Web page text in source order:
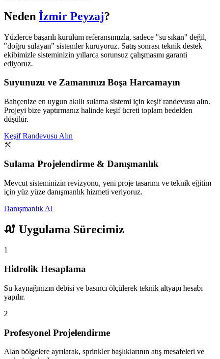
Neden İzmir Peyzaj?
Yüzlerce başarılı kurulum referansımızla, sadece "su sıkan" değil,
"doğru sulayan" sistemler kuruyoruz. Satış sonrası teknik destek
ekibimizle sisteminizin yıllarca sorunsuz çalışmasını garanti
ediyoruz.
Suyunuzu ve Zamanınızı Boşa Harcamayın
Bahçenize en uygun akıllı sulama sistemi için keşif randevusu alın.
Projeyi bize yaptırmanız halinde keşif ücreti toplam bedelden
düşülür.
Keşif Randevusu Alın
Sulama Projelendirme & Danışmanlık
Mevcut sisteminizin revizyonu, yeni proje tasarımı ve teknik eğitim
için yüz yüze danışmanlık hizmeti veriyoruz.
Danışmanlık Al
Uygulama Sürecimiz
1
Hidrolik Hesaplama
Su kaynağınızın debisi ve basıncı ölçülerek teknik altyapı hesabı
yapılır.
2
Profesyonel Projelendirme
Alan bölgelere ayrılarak, sprinkler başlıklarının atış mesafeleri ve